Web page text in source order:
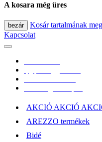
A kosara még üres
bezár
Kosár tartalmának
Kapcsolat
AKCIÓ AKCIÓ
AREZZO termékek
Bidé